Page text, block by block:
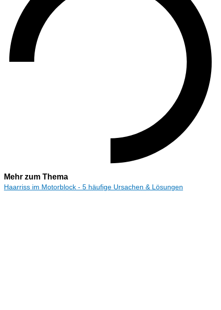
Mehr zum Thema
Haarriss im Motorblock - 5 häufige Ursachen & Lösungen